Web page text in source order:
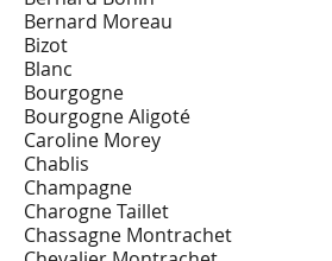
Bernard Moreau
Bizot
Blanc
Bourgogne
Bourgogne Aligoté
Caroline Morey
Chablis
Champagne
Charogne Taillet
Chassagne Montrachet